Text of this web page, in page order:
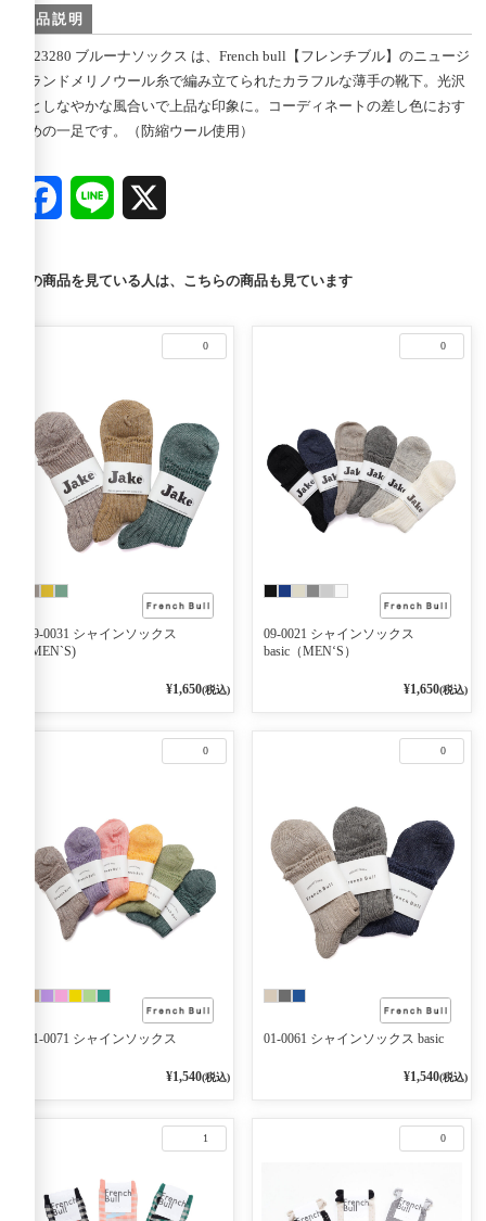
商品説明
11-23280 ブルーナソックス は、French bull【フレンチブル】のニュージ
ーランドメリノウール糸で編み立てられたカラフルな薄手の靴下。光沢
感としなやかな風合いで上品な印象に。コーディネートの差し色におす
すめの一足です。（防縮ウール使用）
FacebookLine
この商品を見ている人は、こちらの商品も見ています
0
09-0031 シャインソックス
(MEN`S)
¥1,650(税込)
0
09-0021 シャインソックス
basic（MEN‘S）
¥1,650(税込)
0
01-0071 シャインソックス
¥1,540(税込)
0
01-0061 シャインソックス basic
¥1,540(税込)
1 0